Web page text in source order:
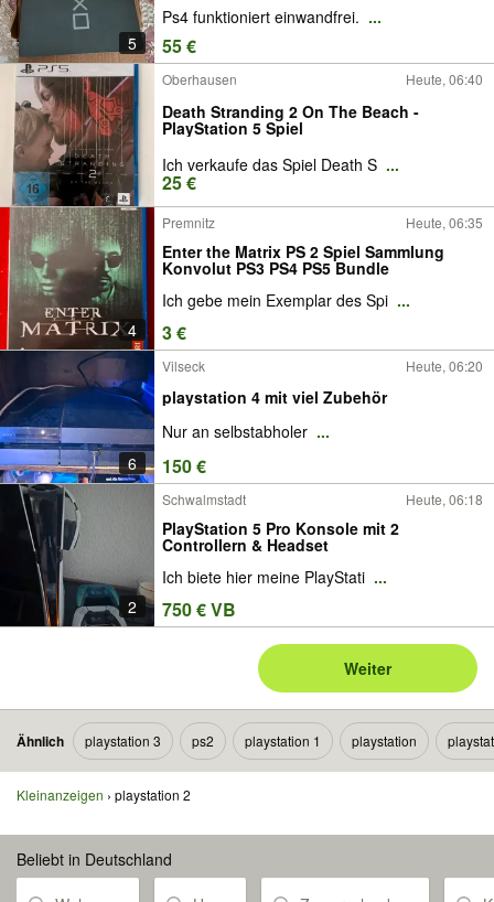
5
Ps4 funktioniert einwandfrei. ...
55 €
Oberhausen Heute, 06:40
Death Stranding 2 On The Beach -
PlayStation 5 Spiel
Ich verkaufe das Spiel Death S ...
25 €
4
Premnitz Heute, 06:35
Enter the Matrix PS 2 Spiel Sammlung
Konvolut PS3 PS4 PS5 Bundle
Ich gebe mein Exemplar des Spi ...
3 €
6
Vilseck Heute, 06:20
playstation 4 mit viel Zubehör
Nur an selbstabholer ...
150 €
2
Schwalmstadt Heute, 06:18
PlayStation 5 Pro Konsole mit 2
Controllern & Headset
Ich biete hier meine PlayStati ...
750 € VB
Weiter
Ähnlich playstation 3 ps2 playstation 1 playstation
Kleinanzeigen playstation 2
Beliebt in Deutschland